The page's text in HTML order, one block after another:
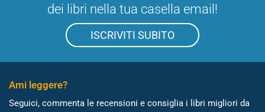
dei libri nella tua casella email!
ISCRIVITI SUBITO
Ami leggere?
Seguici, commenta le recensioni e consiglia i libri migliori da